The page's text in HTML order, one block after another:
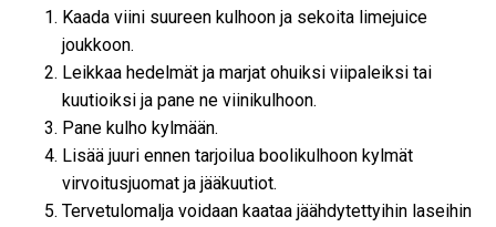
Kaada viini suureen kulhoon ja sekoita limejuice
joukkoon.
Leikkaa hedelmät ja marjat ohuiksi viipaleiksi tai
kuutioiksi ja pane ne viinikulhoon.
Pane kulho kylmään.
Lisää juuri ennen tarjoilua boolikulhoon kylmät
virvoitusjuomat ja jääkuutiot.
Tervetulomalja voidaan kaataa jäähdytettyihin laseihin